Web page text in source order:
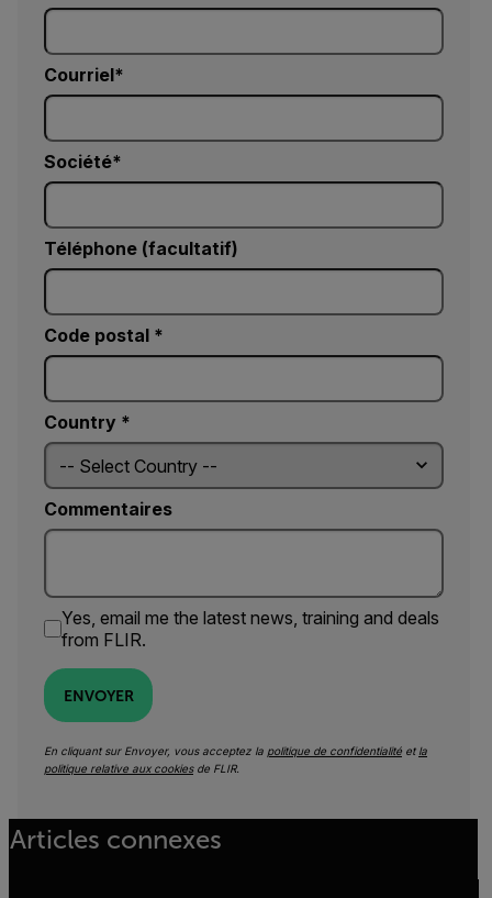
Courriel
Société
Téléphone (facultatif)
Code postal *
Country *
Commentaires
Yes, email me the latest news, training and deals
from FLIR.
ENVOYER
En cliquant sur Envoyer, vous acceptez la politique de confidentialité et la
politique relative aux cookiesde FLIR.
Articles connexes